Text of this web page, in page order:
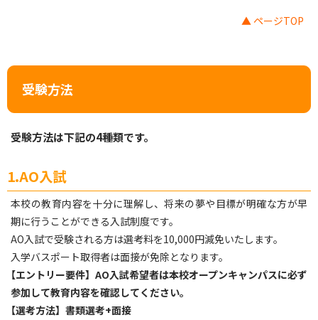
▲ ページTOP
受験方法
受験方法は下記の4種類です。
1.AO入試
本校の教育内容を十分に理解し、将来の夢や目標が明確な方が早
期に行うことができる入試制度です。
AO入試で受験される方は選考料を10,000円減免いたします。
入学バスポート取得者は面接が免除となります。
【エントリー要件】AO入試希望者は本校オープンキャンパスに必ず
参加して教育内容を確認してください。
【選考方法】書類選考+面接